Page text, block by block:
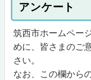
アンケート
筑西市ホームペー
めに、皆さまのご
さい。
なお、この欄から